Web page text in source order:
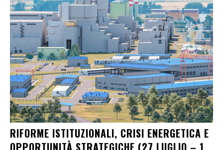
RIFORME ISTITUZIONALI, CRISI ENERGETICA E
OPPORTUNITÀ STRATEGICHE (27 LUGLIO – 1